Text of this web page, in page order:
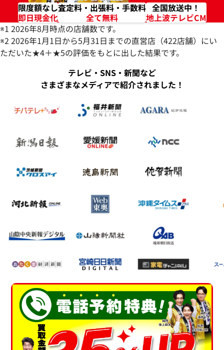
限度額なし
即日現金化
査定料・出張料・手数料
全て無料
全国放送中！
地上波テレビCM
※1 2026年8月時点の店舗数です。
※2 2026年1月1日から5月31日までの直営店（422店舗）にい
ただいた★4＋★5の評価をもとに出した結果です。
テレビ・SNS・新聞など
さまざまなメディアで紹介されました！